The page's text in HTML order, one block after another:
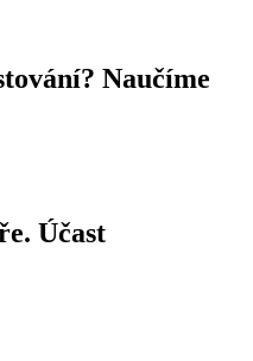
Naučíme
Účast